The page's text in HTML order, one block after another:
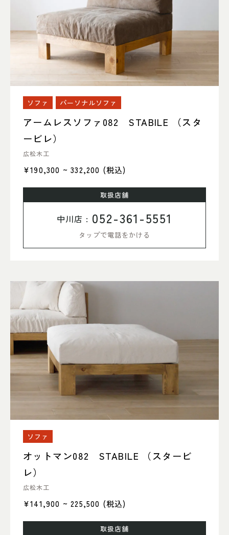
ソファ パーソナルソファ
アームレスソファ082 STABILE （スタ
ービレ）
広松木工
¥190,300 ~ 332,200 (税込)
取扱店舗
中川店 : 052-361-5551
タップで電話をかける
ソファ
オットマン082 STABILE （スタービ
レ）
広松木工
¥141,900 ~ 225,500 (税込)
取扱店舗